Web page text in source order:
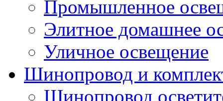
Промышленное
Элитное домашнее
Уличное освещение
Шинопровод и
Шинопровод